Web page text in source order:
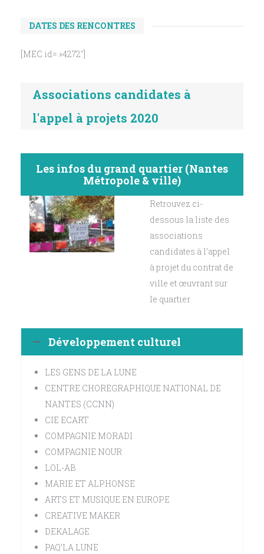
DATES DES RENCONTRES
[MEC id= »4272″]
Associations candidates à
l'appel à projets 2020
Les infos du grand quartier (Nantes
Métropole & ville)
Retrouvez ci-
dessous la liste des
associations
candidates à l’appel
à projet du contrat de
ville et œuvrant sur
le quartier.
Développement culturel
LES GENS DE LA LUNE
CENTRE CHOREGRAPHIQUE NATIONAL DE
NANTES (CCNN)
CIE ECART
COMPAGNIE MORADI
COMPAGNIE NOUR
LOL-AB
MARIE ET ALPHONSE
ARTS ET MUSIQUE EN EUROPE
CREATIVE MAKER
DEKALAGE
PAQ’LA LUNE